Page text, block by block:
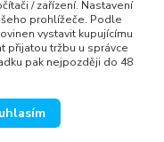
/ zařízení. Nastavení
prohlížeče. Podle
vystavit kupujícímu
přijatou tržbu u správce
pak nejpozději do 48